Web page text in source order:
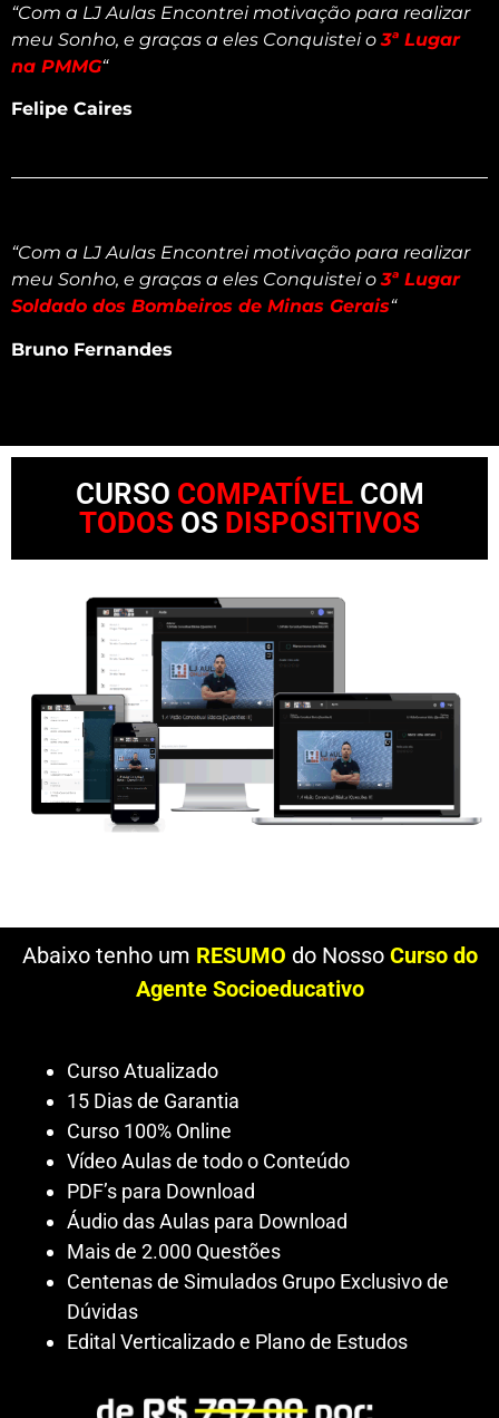
“Com a LJ Aulas Encontrei motivação para realizar
meu Sonho, e graças a eles Conquistei o3ª Lugar
na PMMG“
Felipe Caires
“Com a LJ Aulas Encontrei motivação para realizar
meu Sonho, e graças a eles Conquistei o3ª Lugar
Soldado dos Bombeiros de Minas Gerais“
Bruno Fernandes
CURSO COMPATÍVELCOM
TODOS OS DISPOSITIVOS
Abaixo tenho um RESUMO do Nosso Curso do
Agente Socioeducativo
Curso Atualizado
15 Dias de Garantia
Curso 100% Online
Vídeo Aulas de todo o Conteúdo
PDF’s para Download
Áudio das Aulas para Download
Mais de 2.000 Questões
Centenas de Simulados Grupo Exclusivo de
Dúvidas
Edital Verticalizado e Plano de Estudos